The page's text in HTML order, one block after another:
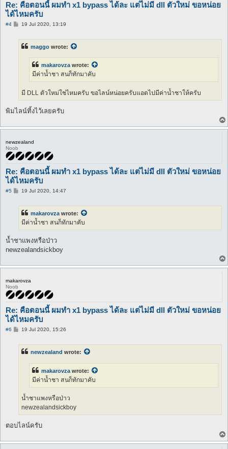
Re: คือตอนนี้ ผมทำ x1 bypass ได้ละ แต่ไม่มี dll ตัวใหม่ ขอหน่อย
ได้ไหมครับ
#4
P19 Jul 2020, 13:19
maggo wrote:
makarovzawrote:
มีค่าน้ำชา สนก็ทักมาคับ
มี DLL ตัวใหม่ใช่ไหมครับ ขอไลน์หน่อยครับแอดไปมีค่าน้ำชาให้ครับ
พิมไลน์ทิ้งไว้เลยครับ
newzealand
Noob
Re: คือตอนนี้ ผมทำ x1 bypass ได้ละ แต่ไม่มี dll ตัวใหม่ ขอหน่อย
ได้ไหมครับ
#5
P19 Jul 2020, 14:47
makarovza wrote:
มีค่าน้ำชา สนก็ทักมาคับ
น้ำชาแพงหรือป่าว
newzealandsickboy
makarovza
Noob
Re: คือตอนนี้ ผมทำ x1 bypass ได้ละ แต่ไม่มี dll ตัวใหม่ ขอหน่อย
ได้ไหมครับ
#6
P19 Jul 2020, 15:26
newzealand wrote:
makarovza wrote:
มีค่าน้ำชา สนก็ทักมาคับ
น้ำชาแพงหรือป่าว
newzealandsickboy
ตอบไลน์ครับ